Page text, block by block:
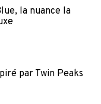
la nuance la
par Twin Peaks